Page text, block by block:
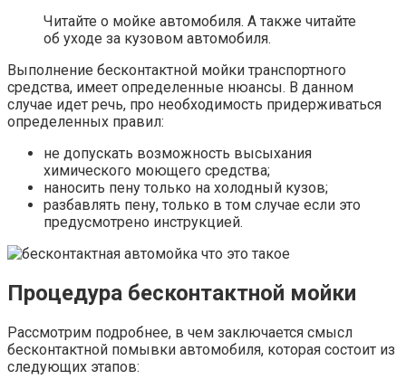
Читайте о мойке автомобиля. А также читайте
об уходе за кузовом автомобиля.
Выполнение бесконтактной мойки транспортного
средства, имеет определенные нюансы. В данном
случае идет речь, про необходимость придерживаться
определенных правил:
не допускать возможность высыхания
химического моющего средства;
наносить пену только на холодный кузов;
разбавлять пену, только в том случае если это
предусмотрено инструкцией.
Процедура бесконтактной мойки
Рассмотрим подробнее, в чем заключается смысл
бесконтактной помывки автомобиля, которая состоит из
следующих этапов: